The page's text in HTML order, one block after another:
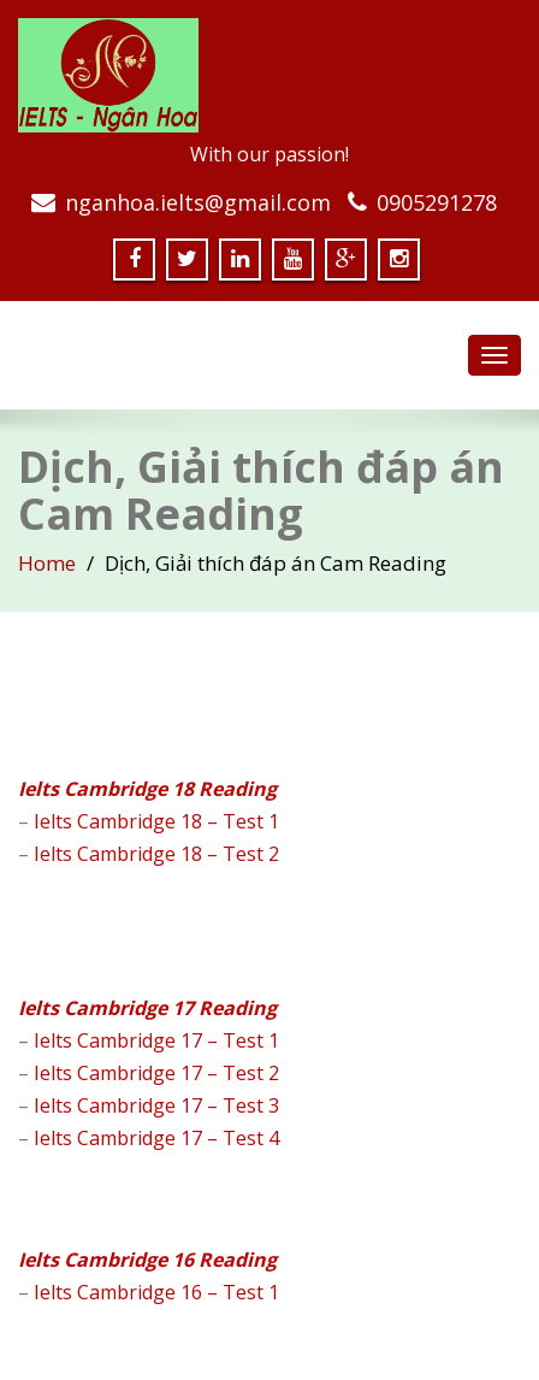
With our passion!
nganhoa.ielts@gmail.com 0905291278
Dịch, Giải thích đáp án
Cam Reading
Home Dịch, Giải thích đáp án Cam Reading
Ielts Cambridge 18 Reading
– Ielts Cambridge 18 – Test 1
– Ielts Cambridge 18 – Test 2
Ielts Cambridge 17 Reading
– Ielts Cambridge 17 – Test 1
– Ielts Cambridge 17 – Test 2
– Ielts Cambridge 17 – Test 3
– Ielts Cambridge 17 – Test 4
Ielts Cambridge 16 Reading
– Ielts Cambridge 16 – Test 1